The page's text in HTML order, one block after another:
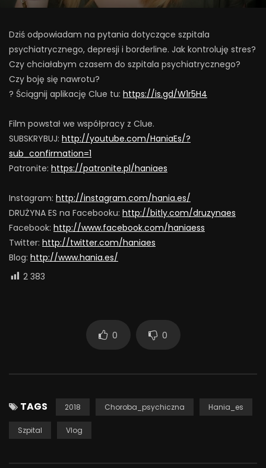
Dziś odpowiadam na pytania dotyczące szpitala
psychiatrycznego, depresji i borderline. Jak kontroluję stres?
Czy chciałabym czasem do szpitala psychiatrycznego?
Czy boję się nawrotu?
? Ściągnij aplikację Clue tu: https://is.gd/W1r5H4
Film powstał we współpracy z Clue.
SUBSKRYBUJ: http://youtube.com/HaniaEs/?
sub_confirmation=1
Patronite: https://patronite.pl/haniaes
Instagram: http://instagram.com/hania.es/
DRUŻYNA ES na Facebooku: http://bitly.com/druzynaes
Facebook: http://www.facebook.com/haniaess
Twitter: http://twitter.com/haniaes
Blog: http://www.hania.es/
2 383
0 0
TAGS 2018 Choroba_psychiczna Hania_es
Szpital Vlog